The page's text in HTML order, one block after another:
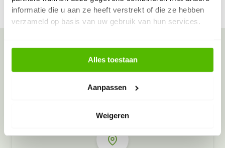
informatie die u aan ze heeft verstrekt of die ze hebben
verzameld op basis van uw gebruik van hun services.
Alles toestaan
Aanpassen
Weigeren
Meer inzamelpunten in de buurt
inzamelpunten in het hele land,
ook in jouw buurt.